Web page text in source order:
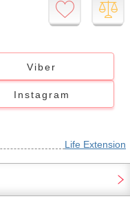
Viber
Instagram
Life Extension